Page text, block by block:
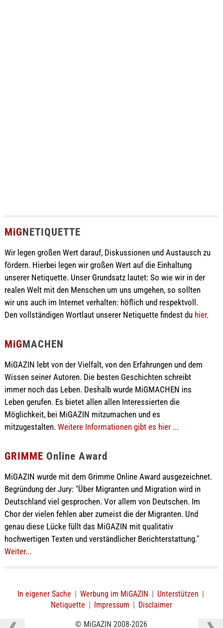
MiGNETIQUETTE
Wir legen großen Wert darauf, Diskussionen und Austausch zu
fördern. Hierbei legen wir großen Wert auf die Einhaltung
unserer Netiquette. Unser Grundsatz lautet: So wie wir in der
realen Welt mit den Menschen um uns umgehen, so sollten
wir uns auch im Internet verhalten: höflich und respektvoll.
Den vollständigen Wortlaut unserer Netiquette findest du hier.
MiGMACHEN
MiGAZIN lebt von der Vielfalt, von den Erfahrungen und dem
Wissen seiner Autoren. Die besten Geschichten schreibt
immer noch das Leben. Deshalb wurde MiGMACHEN ins
Leben gerufen. Es bietet allen allen Interessierten die
Möglichkeit, bei MiGAZIN mitzumachen und es
mitzugestalten. Weitere Informationen gibt es hier ...
GRIMME Online Award
MiGAZIN wurde mit dem Grimme Online Award ausgezeichnet.
Begründung der Jury: "Über Migranten und Migration wird in
Deutschland viel gesprochen. Vor allem von Deutschen. Im
Chor der vielen fehlen aber zumeist die der Migranten. Und
genau diese Lücke füllt das MiGAZIN mit qualitativ
hochwertigen Texten und verständlicher Berichterstattung."
Weiter...
In eigener Sache | Werbung im MiGAZIN | Unterstützen |
Netiquette | Impressum | Disclaimer
© MiGAZIN 2008-2026